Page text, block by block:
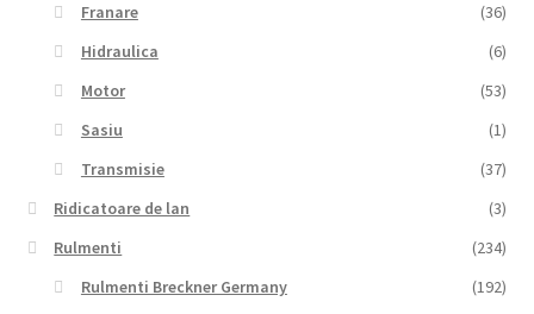
Franare
(36)
Hidraulica
(6)
Motor
(53)
Sasiu
(1)
Transmisie
(37)
Ridicatoare de lan
(3)
Rulmenti
(234)
Rulmenti Breckner Germany
(192)